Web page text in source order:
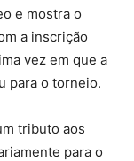
e mostra o
a inscrição
vez em que a
para o torneio.
tributo aos
para o